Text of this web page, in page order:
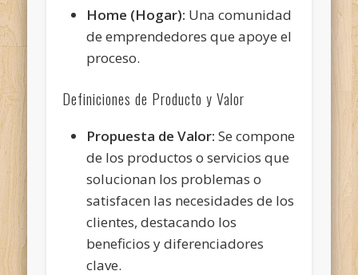
Home (Hogar): Una comunidad
de emprendedores que apoye el
proceso.
Definiciones de Producto y Valor
Propuesta de Valor: Se compone
de los productos o servicios que
solucionan los problemas o
satisfacen las necesidades de los
clientes, destacando los
beneficios y diferenciadores
clave.